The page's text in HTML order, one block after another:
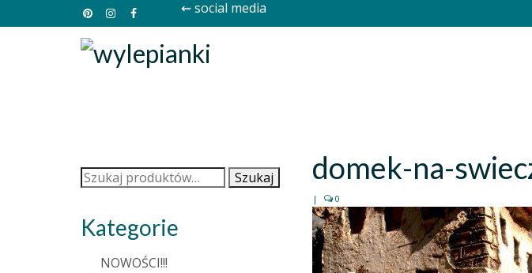
⇜ social media
domek-na-
| 0
Szukaj: Szukaj
Kategorie
NOWOŚCI!!!